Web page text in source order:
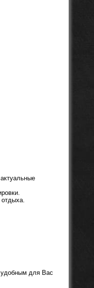
удобным для Вас